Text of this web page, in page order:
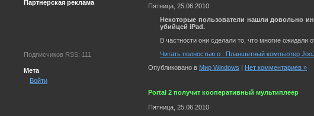
Партнерская реклама
Подписчиков RSS: 111
Мета
Войти
Пятница, 25.06.2010
Некоторые пользователи нашли довольно
убийцей iPad.
В частности они сделали то, что многие
Читать полностью о : Планшетный компьютер
Опубликовано в Мир Windows | Нет комментариев »
Portal 2 получит кооперативный мультиплеер
Пятница, 25.06.2010